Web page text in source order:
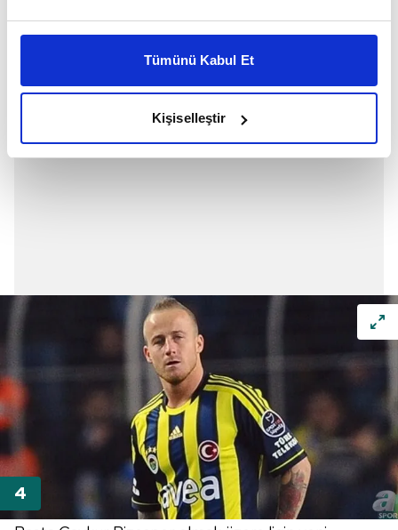
Bu çerezlere izin vermeniz halinde sizlere özel
daha iyi reklam deneyimi yaşatabiliriz. Bunu yaparken
amacımızın size daha iyi bir reklam deneyimi sunmak
elimizden gelen çabayı gösterdiğimizi ve bu noktada,
Sizlere daha iyi bir hizmet sunabilmek için İnternet
Sitemizde kendimize ve üçüncü kişilere ait çerezler
kullanılmaktadır. Bu çerezler vasıtasıyla çeşitli kişisel
verileriniz işlenmekte olup gerekli olan çerezler bilgi
toplumu hizmetlerinin sunulması amacıyla
kullanılmaktadır. Diğer çerezler, sitemizin daha işlevsel
kılınması ve kişiselleştirilmesi ve sizlere yönelik
reklam/pazarlama faaliyetlerinin yapılması, amaçlarıyla
sınırlı olarak açık rızanız dahilinde kullanılacaktır.
Çerezlere ilişkin tercihlerinizi aşağıda yer alan panel
Tümünü Kabul Et
Kişiselleştir
bekliyor..